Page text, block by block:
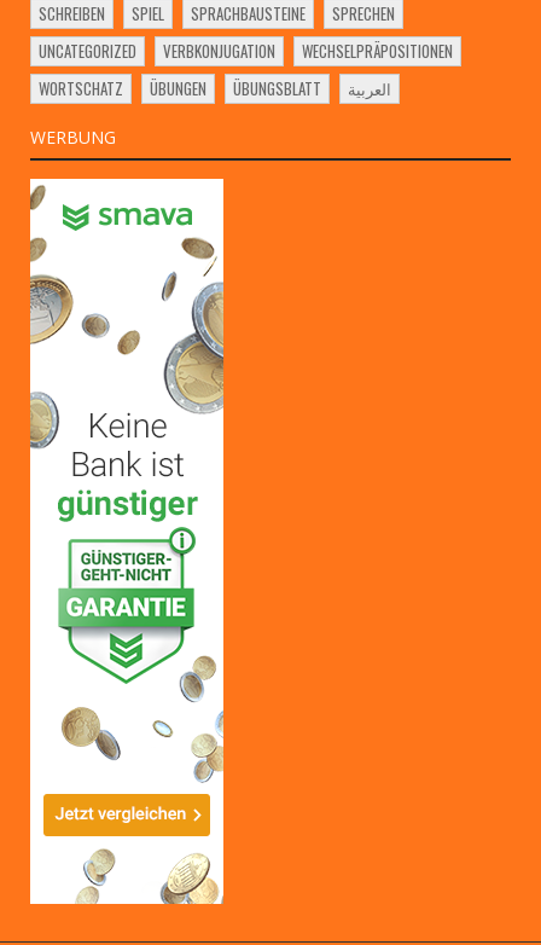
SCHREIBEN
SPIEL SPRACHBAUSTEINE
SPRECHEN
UNCATEGORIZED
VERBKONJUGATION
WECHSELPRÄPOSITIONEN
WORTSCHATZ
ÜBUNGEN ÜBUNGSBLATT العربية
WERBUNG